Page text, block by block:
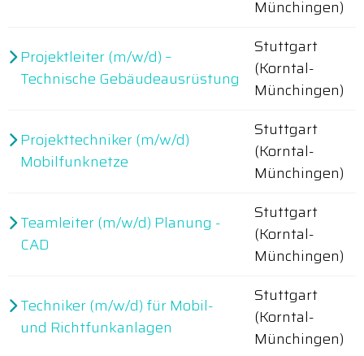
Münchingen)
Projektleiter (m/w/d) –
Technische Gebäudeausrüstung
Stuttgart
(Korntal-
Münchingen)
Projekttechniker (m/w/d)
Mobilfunknetze
Stuttgart
(Korntal-
Münchingen)
Teamleiter (m/w/d) Planung -
CAD
Stuttgart
(Korntal-
Münchingen)
Techniker (m/w/d) für Mobil-
und Richtfunkanlagen
Stuttgart
(Korntal-
Münchingen)